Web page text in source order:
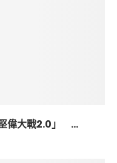
偉大戰2.0」 ...